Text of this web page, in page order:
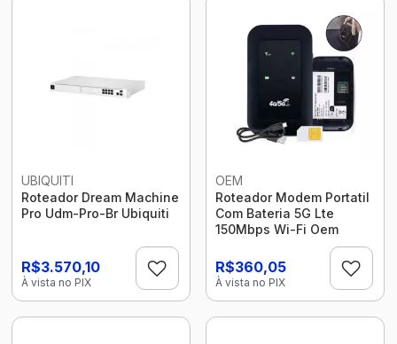
UBIQUITI
Roteador Dream Machine
Pro Udm-Pro-Br Ubiquiti
R$3.570,10
À vista no PIX
OEM
Roteador Modem Portatil
Com Bateria 5G Lte
150Mbps Wi-Fi Oem
R$360,05
À vista no PIX